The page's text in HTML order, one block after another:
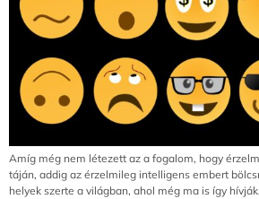
Amíg még nem létezett az a fogalom, hogy
táján, addig az érzelmileg intelligens embert
helyek szerte a világban, ahol még ma is így